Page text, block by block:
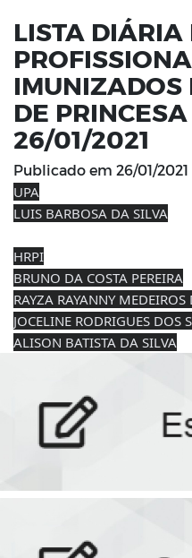
LISTA DIÁRIA
IMUNIZADOS
DE
26/01/2021
Publicado em 26/01/
UPA
LUIS BARBOSA DA SILVA
HRPI
BRUNO DA COSTA PEREIRA
RAYZA RAYANNY MEDEIROS
JOCELINE RODRIGUES DOS
ALISON BATISTA DA SILVA